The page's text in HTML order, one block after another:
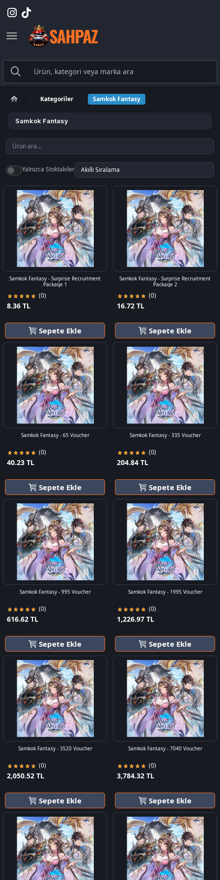
Kategoriler Samkok Fantasy
Samkok Fantasy
Yalnızca Stoktakiler
Samkok Fantasy - Surprise Recruitment
Package 1
(0)
8.36 TL
Sepete Ekle
Samkok Fantasy - Surprise Recruitment
Package 2
(0)
16.72 TL
Sepete Ekle
Samkok Fantasy - 65 Voucher
(0)
40.23 TL
Sepete Ekle
Samkok Fantasy - 335 Voucher
(0)
204.84 TL
Sepete Ekle
Samkok Fantasy - 995 Voucher
(0)
616.62 TL
Sepete Ekle
Samkok Fantasy - 1995 Voucher
(0)
1,226.97 TL
Sepete Ekle
Samkok Fantasy - 3520 Voucher
(0)
2,050.52 TL
Sepete Ekle
Samkok Fantasy - 7040 Voucher
(0)
3,784.32 TL
Sepete Ekle